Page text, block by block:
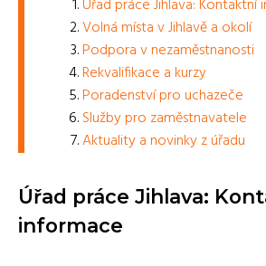
Úřad práce Jihlava: Kontaktní
Volná místa v Jihlavě a okolí
Podpora v nezaměstnanosti
Rekvalifikace a kurzy
Poradenství pro uchazeče
Služby pro zaměstnavatele
Aktuality a novinky z úřadu
Úřad práce Jihlava:
informace